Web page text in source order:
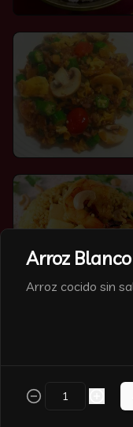
Arroz Blanco
Arroz cocido sin